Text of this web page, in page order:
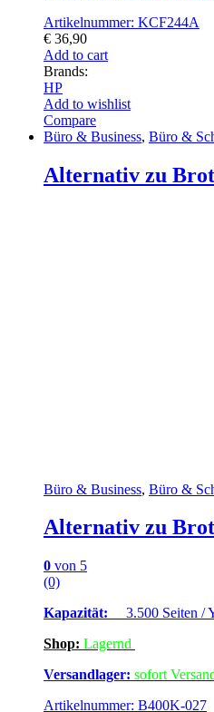
Artikelnummer: KCF244A
€ 36,90
Add to cart
Brands:
HP
Add to wishlist
Compare
Büro & Business, Büro &
Alternativ zu
Büro & Business, Büro &
Alternativ zu
0 von 5
(0)
Kapazität: 3.500 Seiten /
Shop: Lagernd
Versandlager: sofort
Artikelnummer: B400K-027